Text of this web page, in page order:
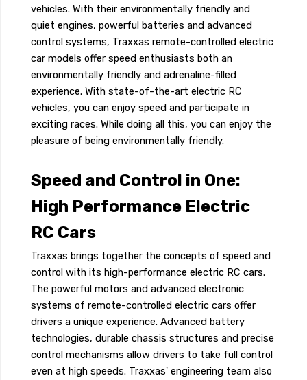
vehicles. With their environmentally friendly and
quiet engines, powerful batteries and advanced
control systems, Traxxas remote-controlled electric
car models offer speed enthusiasts both an
environmentally friendly and adrenaline-filled
experience. With state-of-the-art electric RC
vehicles, you can enjoy speed and participate in
exciting races. While doing all this, you can enjoy the
pleasure of being environmentally friendly.
Speed and Control in One:
High Performance Electric
RC Cars
Traxxas brings together the concepts of speed and
control with its high-performance electric RC cars.
The powerful motors and advanced electronic
systems of remote-controlled electric cars offer
drivers a unique experience. Advanced battery
technologies, durable chassis structures and precise
control mechanisms allow drivers to take full control
even at high speeds. Traxxas' engineering team also